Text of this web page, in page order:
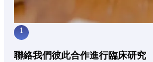
1
聯絡我們彼此合作進行臨床研究